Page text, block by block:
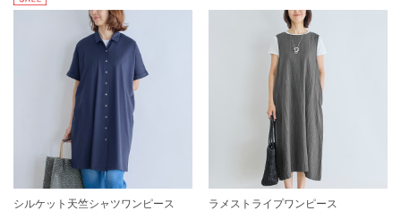
シルケット天竺シャツワンピース ラメストライプワンピース